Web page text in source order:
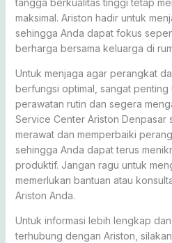
tangga berkualitas tinggi tetap
maksimal. Ariston hadir untuk
sehingga Anda dapat fokus
berharga bersama keluarga di
Untuk menjaga agar perangkat
berfungsi optimal, sangat penting
perawatan rutin dan segera
Service Center Ariston Denpasar
merawat dan memperbaiki
sehingga Anda dapat terus
produktif. Jangan ragu untuk
memerlukan bantuan atau
Ariston Anda.
Untuk informasi lebih lengkap
terhubung dengan Ariston,